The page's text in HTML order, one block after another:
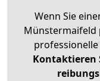
Wenn Sie
Münstermaifeld
Kontaktieren